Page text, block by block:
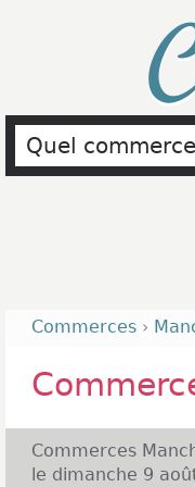
Commerces ›
Commerces
le dimanche 9